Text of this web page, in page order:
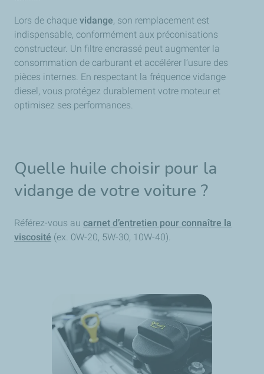
Lors de chaque vidange, son remplacement est
indispensable, conformément aux préconisations
constructeur. Un filtre encrassé peut augmenter la
consommation de carburant et accélérer l’usure des
pièces internes. En respectant la fréquence vidange
diesel, vous protégez durablement votre moteur et
optimisez ses performances.
Quelle huile choisir pour la
vidange de votre voiture ?
Référez-vous au carnet d’entretien pour connaître la
viscosité (ex. 0W-20, 5W-30, 10W-40).